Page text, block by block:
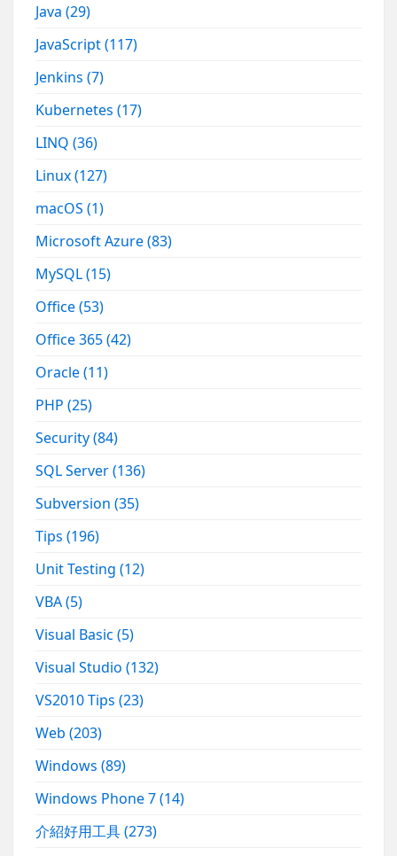
Java(29)
JavaScript(117)
Jenkins(7)
Kubernetes(17)
LINQ(36)
Linux(127)
macOS(1)
Microsoft Azure(83)
MySQL(15)
Office(53)
Office 365(42)
Oracle(11)
PHP(25)
Security(84)
SQL Server(136)
Subversion(35)
Tips(196)
Unit Testing(12)
VBA(5)
Visual Basic(5)
Visual Studio(132)
VS2010 Tips(23)
Web(203)
Windows(89)
Windows Phone 7(14)
介紹好用工具(273)